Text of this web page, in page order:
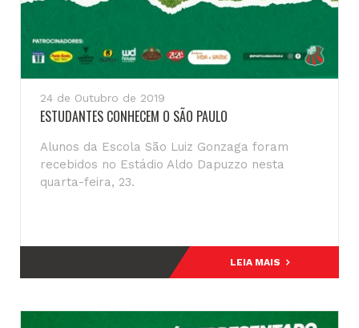
24 de Outubro de 2019
ESTUDANTES CONHECEM O SÃO PAULO
Alunos da Escola São Luiz Gonzaga foram
recebidos no Estádio Aldo Dapuzzo nesta
quarta-feira, 23.
LEIA MAIS